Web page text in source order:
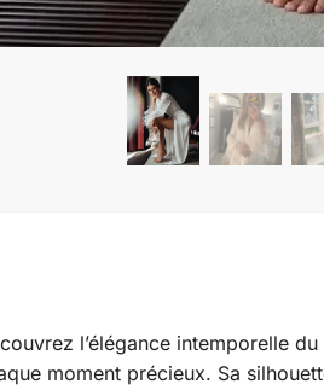
l’élégance intemporelle du
moment précieux. Sa